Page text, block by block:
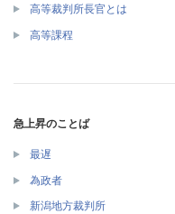
高等裁判所長官とは
高等課程
急上昇のことば
最遅
為政者
新潟地方裁判所